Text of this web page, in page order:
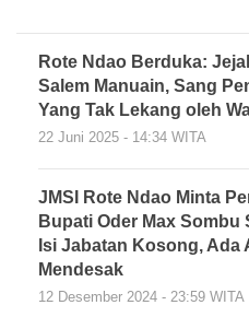
Rote Ndao Berduka:
Salem Manuain, Sang
Yang Tak Lekang oleh
22 Juni 2025 - 14:34 WITA
JMSI Rote Ndao Minta
Bupati Oder Max Sombu
Isi Jabatan Kosong, Ada
Mendesak
12 Desember 2024 - 23:59 WITA